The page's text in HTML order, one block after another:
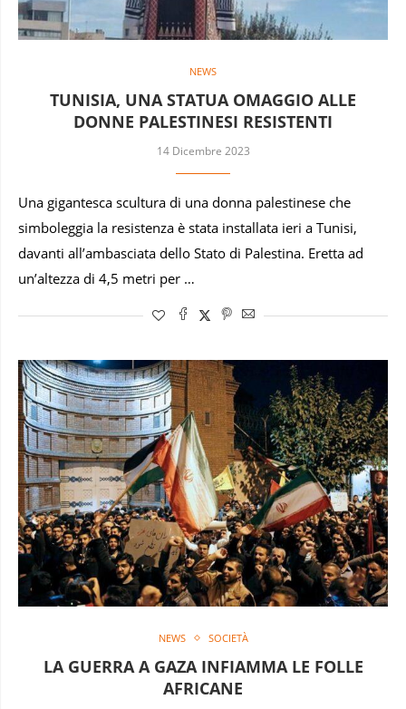
NEWS
TUNISIA, UNA STATUA OMAGGIO ALLE
DONNE PALESTINESI RESISTENTI
14 Dicembre 2023
Una gigantesca scultura di una donna palestinese che
simboleggia la resistenza è stata installata ieri a Tunisi,
davanti all’ambasciata dello Stato di Palestina. Eretta ad
un’altezza di 4,5 metri per …
NEWS SOCIETÀ
LA GUERRA A GAZA INFIAMMA LE FOLLE
AFRICANE